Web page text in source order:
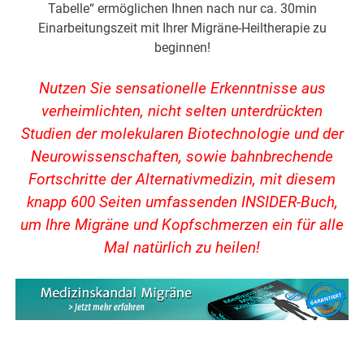
Tabelle“ ermöglichen Ihnen nach nur ca. 30min
Einarbeitungszeit mit Ihrer Migräne-Heiltherapie zu
beginnen!
Nutzen Sie sensationelle Erkenntnisse aus
verheimlichten, nicht selten unterdrückten
Studien der molekularen Biotechnologie und der
Neurowissenschaften, sowie bahnbrechende
Fortschritte der Alternativmedizin, mit diesem
knapp 600 Seiten umfassenden INSIDER-Buch,
um Ihre Migräne und Kopfschmerzen ein für alle
Mal natürlich zu heilen!